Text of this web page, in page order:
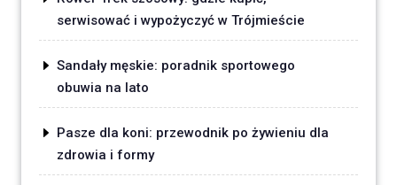
serwisować i wypożyczyć w Trójmieście
Sandały męskie: poradnik sportowego
obuwia na lato
Pasze dla koni: przewodnik po żywieniu dla
zdrowia i formy